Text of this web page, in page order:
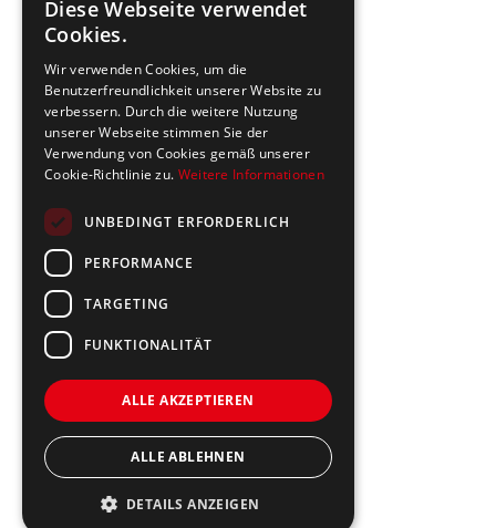
Diese Webseite verwendet
Cookies.
Wir verwenden Cookies, um die
Benutzerfreundlichkeit unserer Website zu
verbessern. Durch die weitere Nutzung
unserer Webseite stimmen Sie der
Verwendung von Cookies gemäß unserer
Cookie-Richtlinie zu. Weitere Informationen
UNBEDINGT ERFORDERLICH
PERFORMANCE
TARGETING
FUNKTIONALITÄT
ALLE AKZEPTIEREN
ALLE ABLEHNEN
DETAILS ANZEIGEN